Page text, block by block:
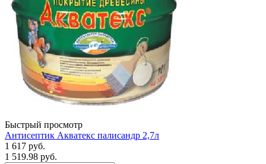
Быстрый просмотр
Антисептик Акватекс палисандр 2,7л
1 617 руб.
1 519.98 руб.